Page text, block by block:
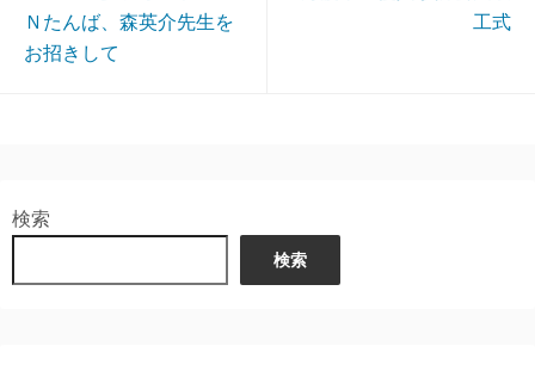
Ｎたんば、森英介先生を
お招きして
工式
検索
検索